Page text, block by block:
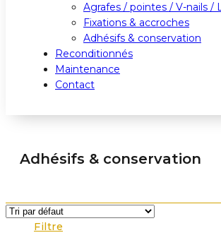
Agrafes / pointes / V-nails /
Fixations & accroches
Adhésifs & conservation
Reconditionnés
Maintenance
Contact
Adhésifs & conservation
Filtre